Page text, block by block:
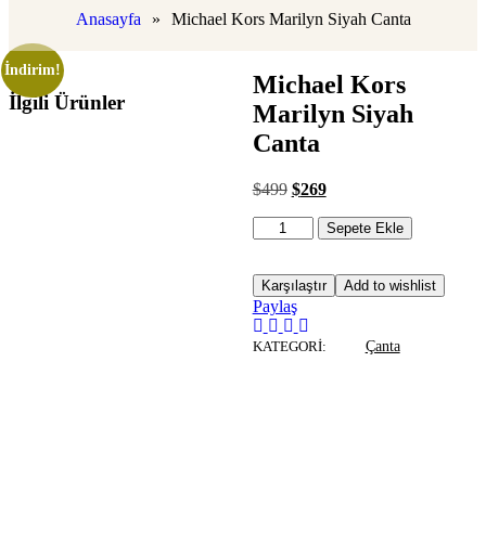
Anasayfa » Michael Kors Marilyn Siyah Canta
İndirim!
Michael Kors
Marilyn Siyah
Canta
$499 $269
Sepete Ekle
Karşılaştır Add to wishlist
Paylaş
KATEGORI: Çanta
İlgili Ürünler